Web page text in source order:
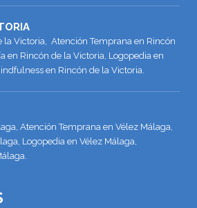
la Victoria, Atención Temprana en Rincón
en Rincón de la Victoria, Logopedia en
en Rincón de la Victoria.
Atención Temprana en Vélez Málaga,
Logopedia en Vélez Málaga,